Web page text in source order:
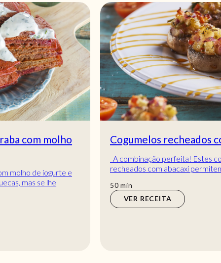
Cogumelos recheados com abacaxi
A combinação perfeita! Estes cogumelos
recheados com abacaxi permitem saborear dois
ingredientes que combinam sempre muito bem!
Junto...
50min
min